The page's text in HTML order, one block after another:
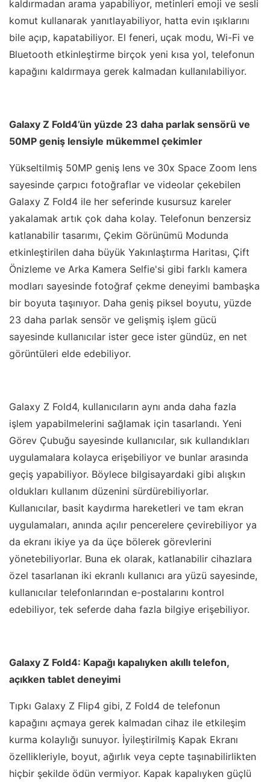
kaldırmadan arama yapabiliyor, metinleri emoji ve sesli
komut kullanarak yanıtlayabiliyor, hatta evin ışıklarını
bile açıp, kapatabiliyor. El feneri, uçak modu, Wi-Fi ve
Bluetooth etkinleştirme birçok yeni kısa yol, telefonun
kapağını kaldırmaya gerek kalmadan kullanılabiliyor.
Galaxy Z Fold4’ün yüzde 23 daha parlak sensörü ve
50MP geniş lensiyle mükemmel çekimler
Yükseltilmiş 50MP geniş lens ve 30x Space Zoom lens
sayesinde çarpıcı fotoğraflar ve videolar çekebilen
Galaxy Z Fold4 ile her seferinde kusursuz kareler
yakalamak artık çok daha kolay. Telefonun benzersiz
katlanabilir tasarımı, Çekim Görünümü Modunda
etkinleştirilen daha büyük Yakınlaştırma Haritası, Çift
Önizleme ve Arka Kamera Selfie'si gibi farklı kamera
modları sayesinde fotoğraf çekme deneyimi bambaşka
bir boyuta taşınıyor. Daha geniş piksel boyutu, yüzde
23 daha parlak sensör ve gelişmiş işlem gücü
sayesinde kullanıcılar ister gece ister gündüz, en net
görüntüleri elde edebiliyor.
Galaxy Z Fold4, kullanıcıların aynı anda daha fazla
işlem yapabilmelerini sağlamak için tasarlandı. Yeni
Görev Çubuğu sayesinde kullanıcılar, sık kullandıkları
uygulamalara kolayca erişebiliyor ve bunlar arasında
geçiş yapabiliyor. Böylece bilgisayardaki gibi alışkın
oldukları kullanım düzenini sürdürebiliyorlar.
Kullanıcılar, basit kaydırma hareketleri ve tam ekran
uygulamaları, anında açılır pencerelere çevirebiliyor ya
da ekranı ikiye ya da üçe bölerek görevlerini
yönetebiliyorlar. Buna ek olarak, katlanabilir cihazlara
özel tasarlanan iki ekranlı kullanıcı ara yüzü sayesinde,
kullanıcılar telefonlarından e-postalarını kontrol
edebiliyor, tek seferde daha fazla bilgiye erişebiliyor.
Galaxy Z Fold4: Kapağı kapalıyken akıllı telefon,
açıkken tablet deneyimi
Tıpkı Galaxy Z Flip4 gibi, Z Fold4 de telefonun
kapağını açmaya gerek kalmadan cihaz ile etkileşim
kurma kolaylığı sunuyor. İyileştirilmiş Kapak Ekranı
özellikleriyle, boyut, ağırlık veya cepte taşınabilirlikten
hiçbir şekilde ödün vermiyor. Kapak kapalıyken güçlü